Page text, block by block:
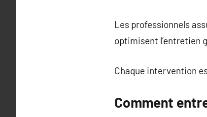
Les professionnels
optimisent l’entretien
Chaque intervention
Comment